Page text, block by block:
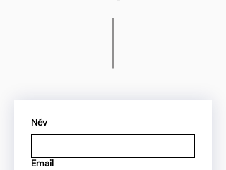
Név
Email